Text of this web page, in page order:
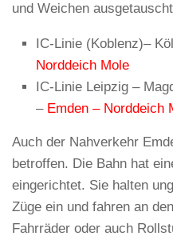
und Weichen
IC-Linie (Koblenz)–
Norddeich Mole
IC-Linie Leipzig –
– Emden – Norddeich
Auch der Nahverkehr
betroffen. Die Bahn hat
eingerichtet. Sie halten
Züge ein und fahren an
Fahrräder oder auch